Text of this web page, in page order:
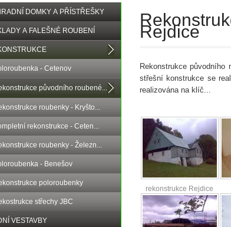
Rejdice
Rekonstrukce
střešní konstrukce se
realizována na klíč...
rekonstrukce Rejdice
DOMKY A PŘÍSTŘEŠKY
A FALEŠNÉ ROUBENÍ
- Cetenov
původního roubené...
roubenky - Kryšto...
rekonstrukce - Ceten...
roubenky - Železn...
- Benešov
poloroubenky
střechy JBC
VESTAVBY